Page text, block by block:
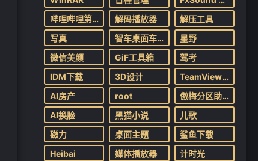
哔哩哔哩第三方
解码播放器
解压工具
写真
智车桌面车机版
星野
微信美颜
GiF工具箱
驾考
IDM下载
3D设计
TeamViewer
AI房产
root
傲梅分区助手
AI换脸
黑猫小说
儿歌
磁力
桌面主题
鲨鱼下载
Heibai
媒体播放器 计时光